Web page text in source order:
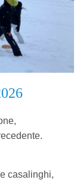
casalinghi,